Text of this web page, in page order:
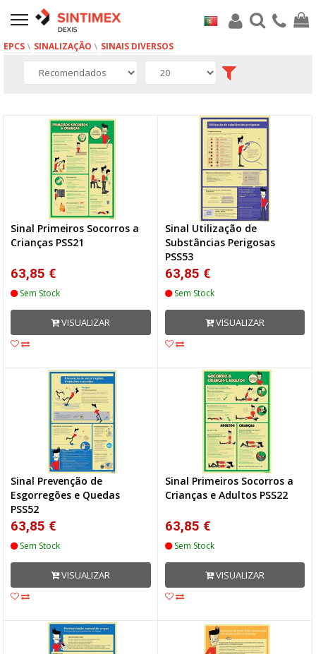
EPCS SINALIZAÇÃO SINAIS DIVERSOS
6 produto(s)
Sinal Primeiros Socorros a
Crianças PSS21
63,85 €
Sem Stock
VISUALIZAR
Sinal Utilização de
Substâncias Perigosas
PSS53
63,85 €
Sem Stock
VISUALIZAR
Sinal Prevenção de
Esgorregões e Quedas
PSS52
63,85 €
Sem Stock
VISUALIZAR
Sinal Primeiros Socorros a
Crianças e Adultos PSS22
63,85 €
Sem Stock
VISUALIZAR